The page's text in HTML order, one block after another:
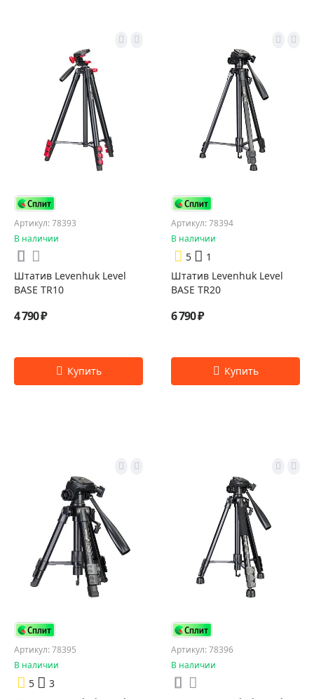
Артикул: 78393
В наличии
Штатив Levenhuk Level
BASE TR10
4 790 ₽
Артикул: 78394
В наличии
5
1
Штатив Levenhuk Level
BASE TR20
6 790 ₽
Артикул: 78395
В наличии
5
3
Артикул: 78396
В наличии